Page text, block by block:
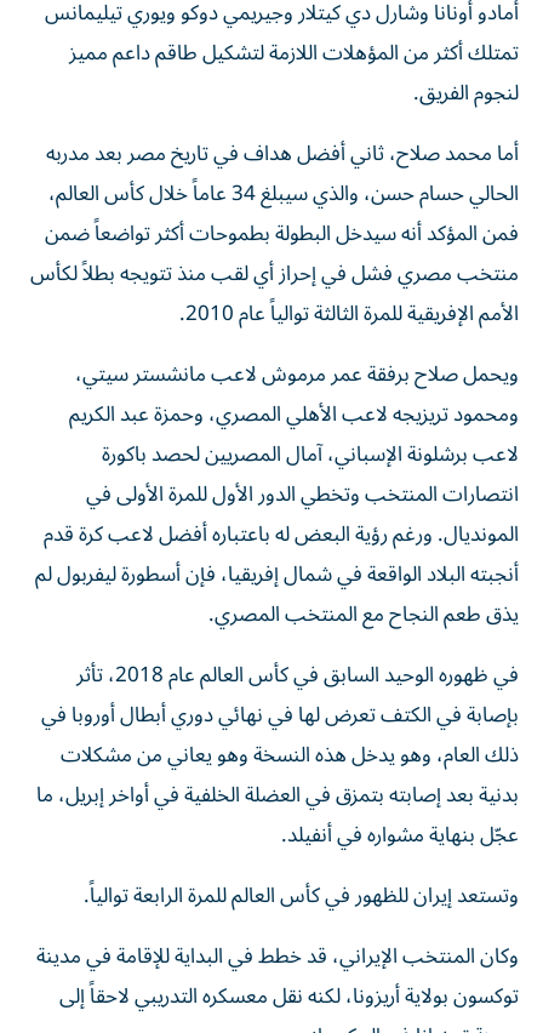
أمادو أونانا وشارل دي كيتلار وجيريمي دوكو ويوري تيليمانس
تمتلك أكثر من المؤهلات اللازمة لتشكيل طاقم داعم مميز
لنجوم الفريق.
أما محمد صلاح، ثاني أفضل هداف في تاريخ مصر بعد مدربه
الحالي حسام حسن، والذي سيبلغ 34 عاماً خلال كأس العالم،
فمن المؤكد أنه سيدخل البطولة بطموحات أكثر تواضعاً ضمن
منتخب مصري فشل في إحراز أي لقب منذ تتويجه بطلاً لكأس
الأمم الإفريقية للمرة الثالثة توالياً عام 2010.
ويحمل صلاح برفقة عمر مرموش لاعب مانشستر سيتي،
ومحمود تريزيجه لاعب الأهلي المصري، وحمزة عبد الكريم
لاعب برشلونة الإسباني، آمال المصريين لحصد باكورة
انتصارات المنتخب وتخطي الدور الأول للمرة الأولى في
المونديال. ورغم رؤية البعض له باعتباره أفضل لاعب كرة قدم
أنجبته البلاد الواقعة في شمال إفريقيا، فإن أسطورة ليفربول لم
يذق طعم النجاح مع المنتخب المصري.
في ظهوره الوحيد السابق في كأس العالم عام 2018، تأثر
بإصابة في الكتف تعرض لها في نهائي دوري أبطال أوروبا في
ذلك العام، وهو يدخل هذه النسخة وهو يعاني من مشكلات
بدنية بعد إصابته بتمزق في العضلة الخلفية في أواخر إبريل، ما
عجّل بنهاية مشواره في أنفيلد.
وتستعد إيران للظهور في كأس العالم للمرة الرابعة توالياً.
وكان المنتخب الإيراني، قد خطط في البداية للإقامة في مدينة
توكسون بولاية أريزونا، لكنه نقل معسكره التدريبي لاحقاً إلى